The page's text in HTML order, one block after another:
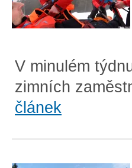
V minulém
zimních
článek